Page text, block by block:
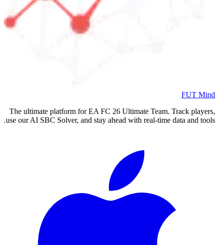
FUT Mind
The ultimate platform for EA FC 26 Ultimate Team. Track players,
use our AI SBC Solver, and stay ahead with real-time data and tools.